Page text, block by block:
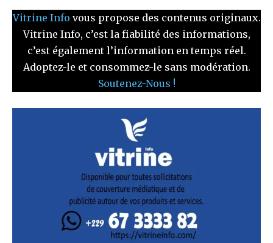
Vitrine Info vous propose des contenus originaux.
Vitrine Info, c’est la fiabilité des informations,
c’est également l’information en temps réel.
Adoptez-le et consommez-le sans modération.
Soutenez-Nous !